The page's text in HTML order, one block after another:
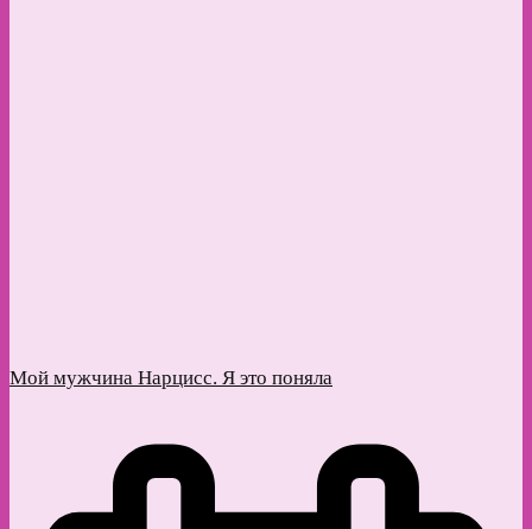
Мой мужчина Нарцисс. Я это поняла